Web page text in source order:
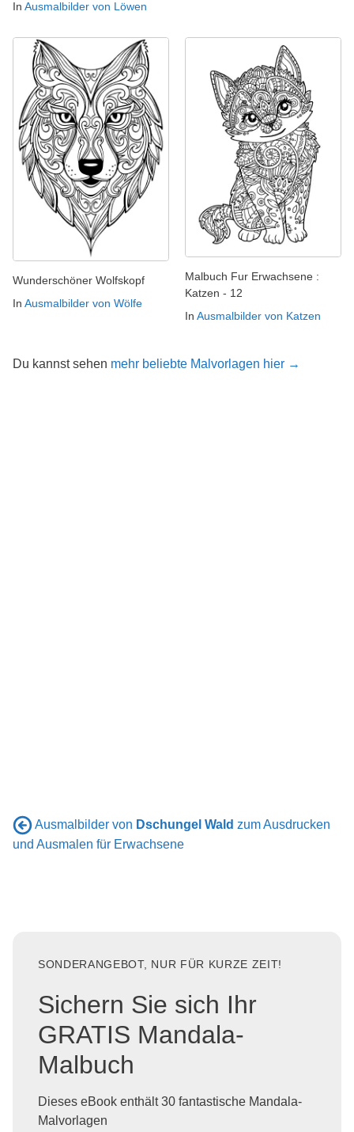
In Ausmalbilder von Löwen
Wunderschöner Wolfskopf
In Ausmalbilder von Wölfe
Malbuch Fur Erwachsene :
Katzen - 12
In Ausmalbilder von Katzen
Du kannst sehen mehr beliebte Malvorlagen hier →
Ausmalbilder von Dschungel Wald zum Ausdrucken
und Ausmalen für Erwachsene
SONDERANGEBOT, NUR FÜR KURZE ZEIT!
Sichern Sie sich Ihr
GRATIS Mandala-
Malbuch
Dieses eBook enthält 30 fantastische Mandala-
Malvorlagen